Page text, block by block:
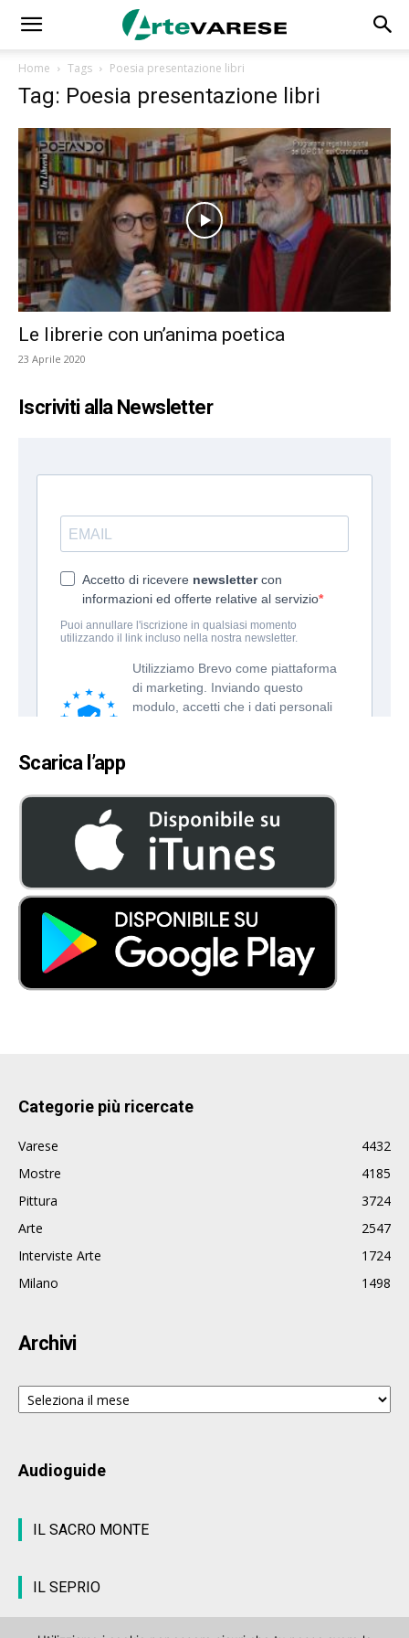
Home Tags Poesia presentazione libri
Tag: Poesia presentazione libri
Le librerie con un’anima poetica
23 Aprile 2020
Iscriviti alla Newsletter
Scarica l’app
Categorie più ricercate
Varese
4432
Mostre
4185
Pittura
3724
Arte
2547
Interviste Arte
1724
Milano
1498
Archivi
Archivi
Audioguide
IL SACRO MONTE
IL SEPRIO